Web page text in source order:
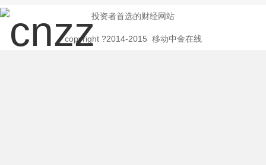
投资者首选的财经网站
copyright ?2014-2015 移动中金在线